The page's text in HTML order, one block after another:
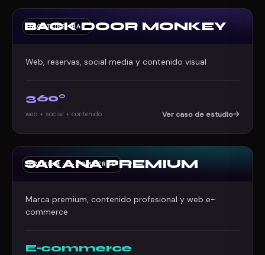
NIGHTLIFE · BAR
BACK DOOR MONKEY
Web, reservas, social media y contenido visual
360°
web + social + contenido Ver caso de estudio
PREMIUM · E-COMMERCE
SAKANA PREMIUM
Marca premium, contenido profesional y web e-
commerce
E-commerce